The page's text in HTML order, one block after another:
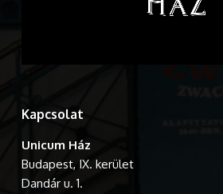
Kapcsolat
Unicum Ház
Budapest, IX. kerület
Dandár u. 1.